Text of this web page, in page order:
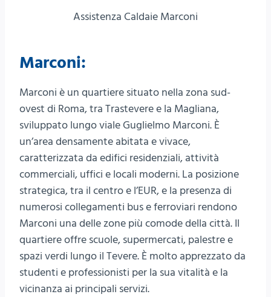
Assistenza Caldaie Marconi
Marconi:
Marconi è un quartiere situato nella zona sud-
ovest di Roma, tra Trastevere e la Magliana,
sviluppato lungo viale Guglielmo Marconi. È
un’area densamente abitata e vivace,
caratterizzata da edifici residenziali, attività
commerciali, uffici e locali moderni. La posizione
strategica, tra il centro e l’EUR, e la presenza di
numerosi collegamenti bus e ferroviari rendono
Marconi una delle zone più comode della città. Il
quartiere offre scuole, supermercati, palestre e
spazi verdi lungo il Tevere. È molto apprezzato da
studenti e professionisti per la sua vitalità e la
vicinanza ai principali servizi.